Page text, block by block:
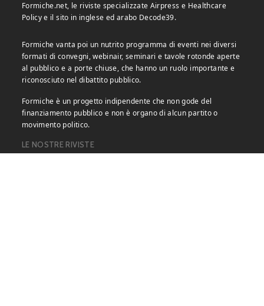
Formiche.net, le riviste specializzate Airpress e Healthcare
Policy e il sito in inglese ed arabo Decode39.
Formiche vanta poi un nutrito programma di eventi nei diversi
formati di convegni, webinair, seminari e tavole rotonde aperte
al pubblico e a porte chiuse, che hanno un ruolo importante e
riconosciuto nel dibattito pubblico.
Formiche è un progetto indipendente che non gode del
finanziamento pubblico e non è organo di alcun partito o
movimento politico.
LE NOSTRE RIVISTE